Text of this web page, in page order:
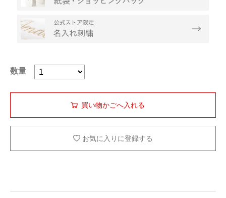
数量
お気に入りに登録する